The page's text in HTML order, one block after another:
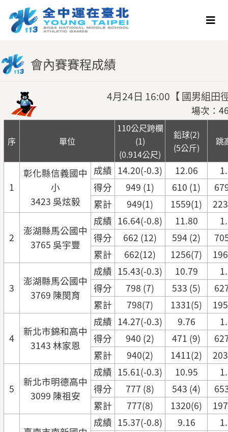
會內賽賽程成績
4月24日 16:00【 國男組田
場次：
序 單位
110公尺跨欄
(1)
(0.914公尺)
鉛球(2)
(5公斤)
跳
1
彰化縣信義國中
小
3423 吳炫毅
成績 14.20(-0.3) 12.06
得分
949 (1) 610 (1)
累計
949(1) 1559(1)
2
澎湖縣馬公國中
3765 吳宇豐
成績 16.64(-0.8) 11.80
得分
662 (12) 594 (2)
累計
662(12) 1256(7)
3
澎湖縣馬公國中
3769 陳閔育
成績 15.43(-0.3) 10.79
得分
798 (7) 533 (5)
累計
798(7) 1331(5)
4
新北市錦和高中
3143 林家恩
成績 14.27(-0.3) 9.76
得分
940 (2) 471 (9)
累計
940(2) 1411(2)
5
新北市明德高中
3099 陳祖安
成績 15.61(-0.3) 10.95
得分
777 (8) 543 (4)
累計
777(8) 1320(6)
成績 15.37(-0.8) 9.16